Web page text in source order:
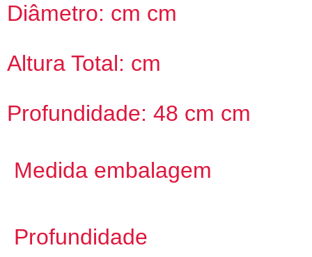
Diâmetro: cm cm
Altura Total: cm
Profundidade: 48 cm cm
Medida embalagem
Profundidade